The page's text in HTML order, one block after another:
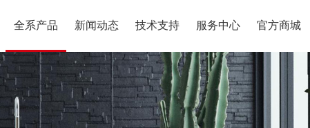
全系产品 新闻动态 技术支持 服务中心 官方商城